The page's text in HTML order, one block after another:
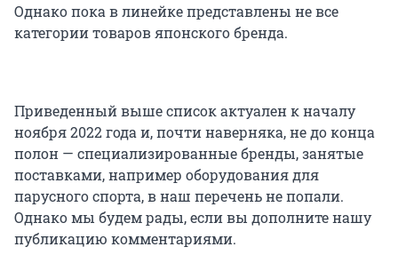
Однако пока в линейке представлены не все
категории товаров японского бренда.
Приведенный выше список актуален к началу
ноября 2022 года и, почти наверняка, не до конца
полон — специализированные бренды, занятые
поставками, например оборудования для
парусного спорта, в наш перечень не попали.
Однако мы будем рады, если вы дополните нашу
публикацию комментариями.